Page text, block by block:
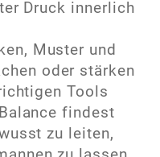
Druck innerlich
Muster und
oder stärken
Tools
findest
zu leiten,